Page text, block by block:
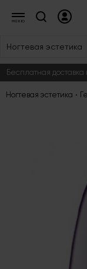
Ногтевая эстетика
Бесплатная
Ногтевая эстетика